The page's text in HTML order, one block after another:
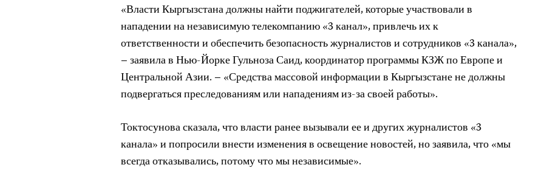
«Власти Кыргызстана должны найти поджигателей, которые участвовали в
нападении на независимую телекомпанию «3 канал», привлечь их к
ответственности и обеспечить безопасность журналистов и сотрудников «3 канала»,
– заявила в Нью-Йорке Гульноза Саид, координатор программы КЗЖ по Европе и
Центральной Азии. – «Средства массовой информации в Кыргызстане не должны
подвергаться преследованиям или нападениям из-за своей работы».
Токтосунова сказала, что власти ранее вызывали ее и других журналистов «3
канала» и попросили внести изменения в освещение новостей, но заявила, что «мы
всегда отказывались, потому что мы независимые».